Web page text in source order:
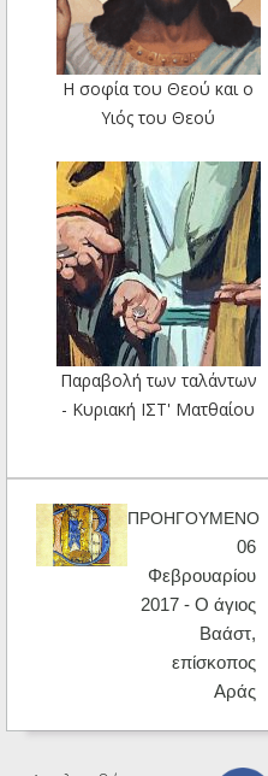
Η σοφία του Θεού και ο
Υιός του Θεού
Παραβολή των ταλάντων
- Κυριακή ΙΣΤ' Ματθαίου
ΠΡΟΗΓΟΥΜΕΝΟ
06
Φεβρουαρίου
2017 - Ο άγιος
Βαάστ,
επίσκοπος
Αράς